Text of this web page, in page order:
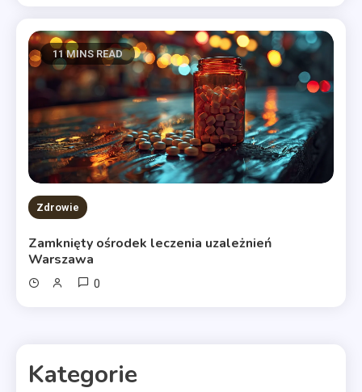
11 MINS READ
Zdrowie
Zamknięty ośrodek leczenia uzależnień
Warszawa
0
Kategorie